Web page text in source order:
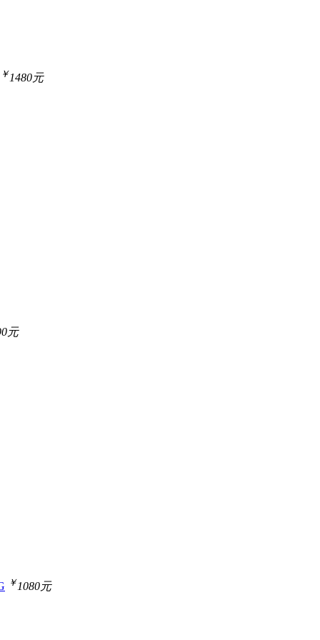
￥1480元
元
￥1080元